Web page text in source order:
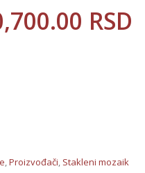
RSD
,Proizvođači, Stakleni mozaik